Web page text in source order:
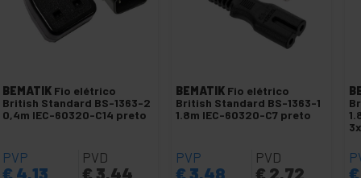
BEMATIK Fio elétrico
British Standard BS-1363-2
0,4m IEC-60320-C14 preto
PVP
€ 4,13
PVD
€ 3,44
BEMATIK Fio elétrico
British Standard BS-1363-1
1.8m IEC-60320-C7 preto
PVP
€ 3,48
PVD
€ 2,72 €